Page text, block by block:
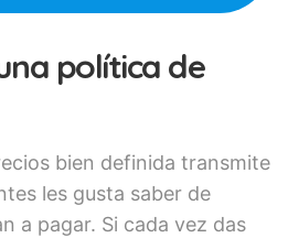
política de
bien definida transmite
les gusta saber de
a pagar. Si cada vez das